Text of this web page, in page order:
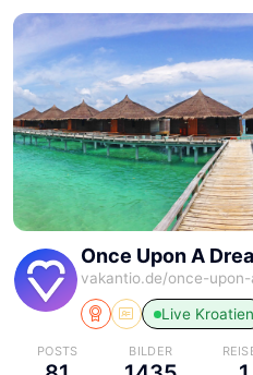
Once Upon A
vakantio.de/once-
Live Kroatien
POSTS BILDER